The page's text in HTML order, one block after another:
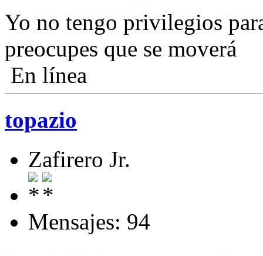
Yo no tengo privilegios
preocupes que se moverá
En línea
topazio
Zafirero Jr.
Mensajes: 94